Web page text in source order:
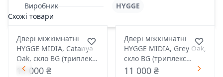
Виробник
HYGGE
Схожі товари
Двері міжкімнатні
HYGGE MIDIA, Catanya
Oak, скло BG (триплекс
чорний)
11 000 ₴
Двері міжкімнатні
HYGGE MIDIA, Grey Oak,
скло BG (триплекс
чорний)
11 000 ₴